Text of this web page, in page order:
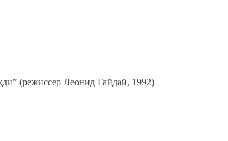
(режиссер Леонид Гайдай, 1992)